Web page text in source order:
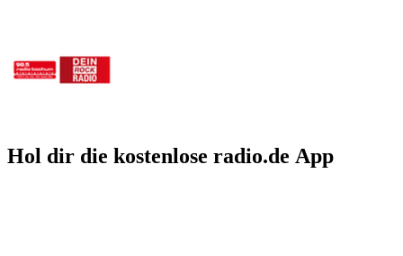
Hol dir die kostenlose radio.de App